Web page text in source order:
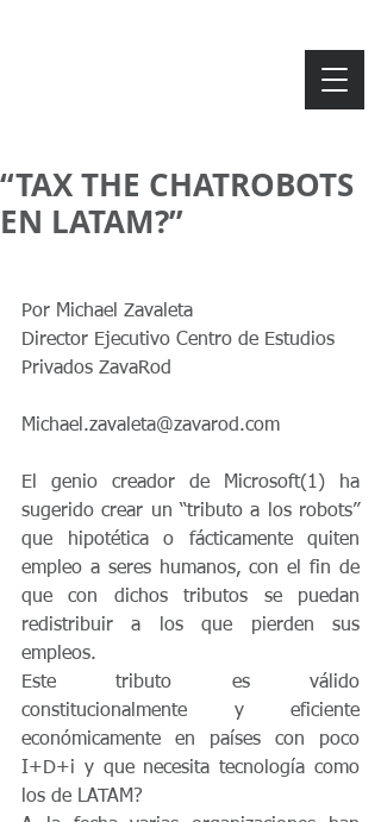
“TAX THE CHATROBOTS
EN LATAM?”
Por Michael Zavaleta
Director Ejecutivo Centro de Estudios
Privados ZavaRod
Michael.zavaleta@zavarod.com
El genio creador de Microsoft(1) ha
sugerido crear un “tributo a los robots”
que hipotética o fácticamente quiten
empleo a seres humanos, con el fin de
que con dichos tributos se puedan
redistribuir a los que pierden sus
empleos.
Este tributo es válido
constitucionalmente y eficiente
económicamente en países con poco
I+D+i y que necesita tecnología como
los de LATAM?